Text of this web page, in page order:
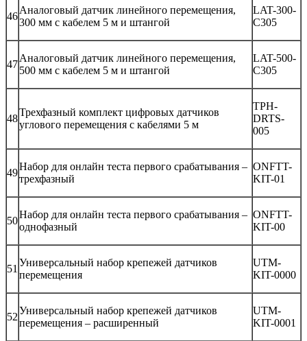
46
Аналоговый датчик линейного перемещения,
300 мм с кабелем 5 м и штангой
LAT-300-
C305
47
Аналоговый датчик линейного перемещения,
500 мм с кабелем 5 м и штангой
LAT-500-
C305
48
Трехфазный комплект цифровых датчиков
углового перемещения с кабелями 5 м
TPH-
DRTS-
005
49
Набор для онлайн теста первого срабатывания –
трехфазный
ONFTT-
KIT-01
50
Набор для онлайн теста первого срабатывания –
однофазный
ONFTT-
KIT-00
51
Универсальный набор крепежей датчиков
перемещения
UTM-
KIT-0000
52
Универсальный набор крепежей датчиков
перемещения – расширенный
UTM-
KIT-0001